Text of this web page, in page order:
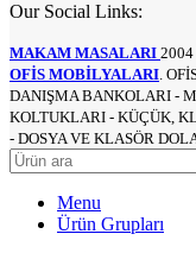
Our Social Links:
MAKAM MASALARI
OFİS MOBİLYALARI.
DANIŞMA BANKOLARI -
KOLTUKLARI - KÜÇÜK,
- DOSYA VE KLASÖR
Menu
Ürün Grupları